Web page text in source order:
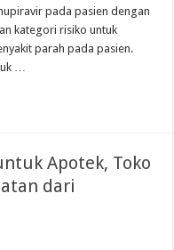
pada pasien dengan
kategori risiko untuk
parah pada pasien.
…
Apotek, Toko
dari